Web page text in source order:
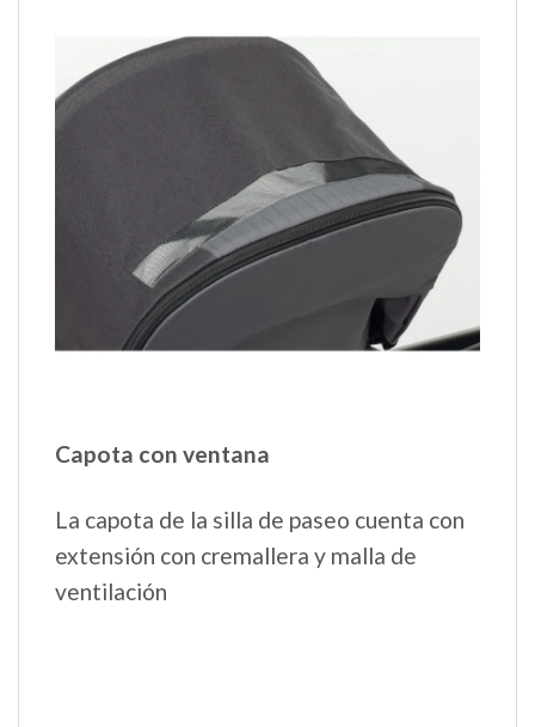
Capota con ventana
La capota de la silla de paseo cuenta con
extensión con cremallera y malla de
ventilación